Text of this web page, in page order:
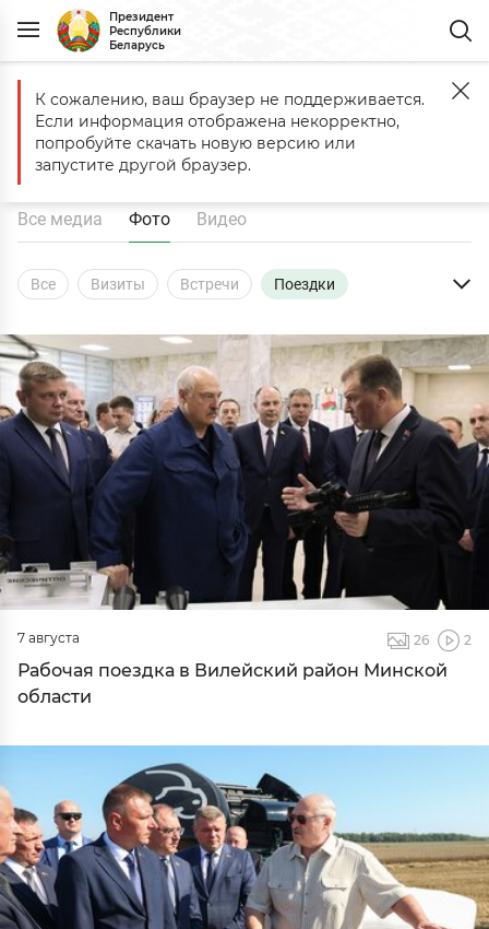
Президент
Республики
Беларусь
Главная Медиа Фото Поездки
Фото
Все медиа Фото Видео
Все Визиты Встречи Поездки
Совещания Выступления Интервью Кадры
Награды Церемонии
7 августа 26 2
Рабочая поездка в Вилейский район Минской
области
К сожалению, ваш браузер не поддерживается.
Если информация отображена некорректно,
попробуйте скачать новую версию или
запустите другой браузер.